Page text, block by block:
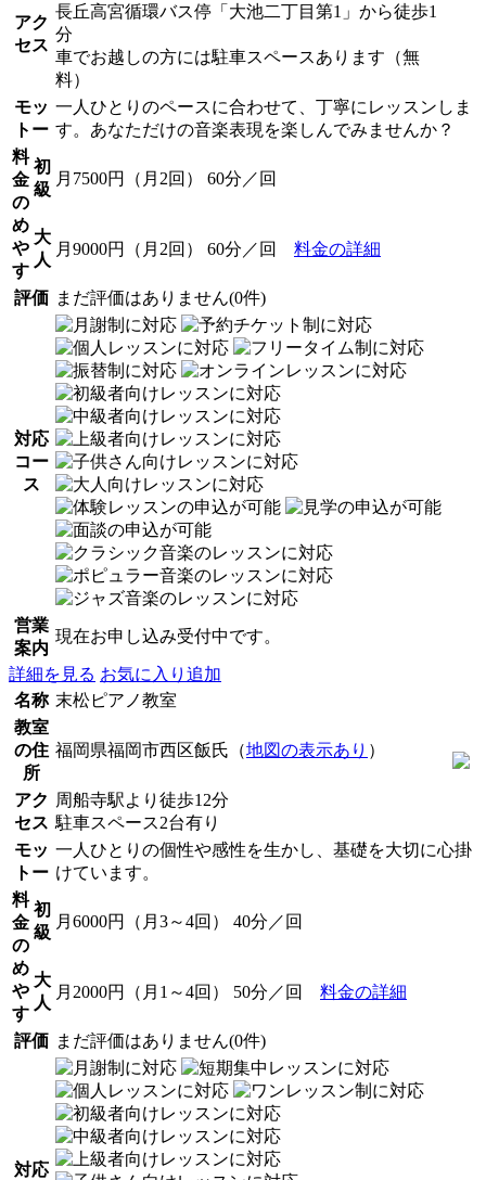
アク
セス
長丘高宮循環バス停「大池二丁目第1」から徒歩1
分
車でお越しの方には駐車スペースあります（無
料）
モッ
トー
一人ひとりのペースに合わせて、丁寧にレッスンしま
す。あなただけの音楽表現を楽しんでみませんか？
料
金
の
め
や
す
初
級
月7500円（月2回） 60分／回
大
人
月9000円（月2回） 60分／回 料金の詳細
評価 まだ評価はありません(0件)
対応
コー
ス
営業
案内
現在お申し込み受付中です。
詳細を見る お気に入り追加
名称 末松ピアノ教室
教室
の住
所
福岡県福岡市西区飯氏（地図の表示あり ）
アク
セス
周船寺駅より徒歩12分
駐車スペース2台有り
モッ
トー
一人ひとりの個性や感性を生かし、基礎を大切に心掛
けています。
料
金
の
め
や
す
初
級
月6000円（月3～4回） 40分／回
大
人
月2000円（月1～4回） 50分／回 料金の詳細
評価 まだ評価はありません(0件)
対応